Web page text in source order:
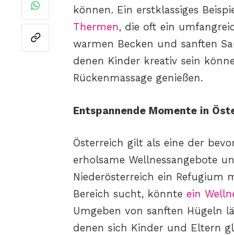
können. Ein erstklassiges
Thermen, die oft ein
warmen Becken und sanften
denen Kinder kreativ sein
Rückenmassage genießen.
Entspannende Momente in
Österreich gilt als eine der
erholsame Wellnessangebote
Niederösterreich ein Refugium
Bereich sucht, könnte ein
Umgeben von sanften Hügeln
denen sich Kinder und Eltern